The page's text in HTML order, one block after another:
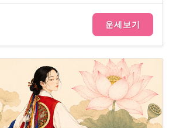
운세보기